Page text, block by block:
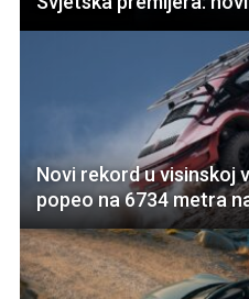
Novi rekord u visinskoj
popeo na 6734 metra